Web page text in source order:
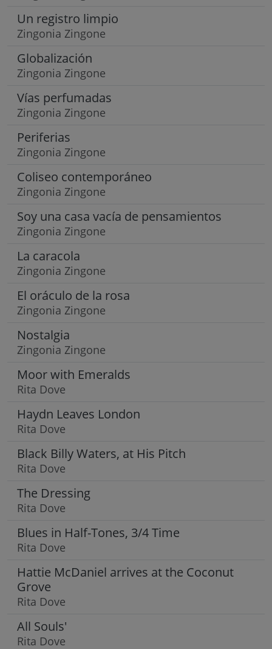
Un registro limpio
Zingonia Zingone
Globalización
Zingonia Zingone
Vías perfumadas
Zingonia Zingone
Periferias
Zingonia Zingone
Coliseo contemporáneo
Zingonia Zingone
Soy una casa vacía de pensamientos
Zingonia Zingone
La caracola
Zingonia Zingone
El oráculo de la rosa
Zingonia Zingone
Nostalgia
Zingonia Zingone
Moor with Emeralds
Rita Dove
Haydn Leaves London
Rita Dove
Black Billy Waters, at His Pitch
Rita Dove
The Dressing
Rita Dove
Blues in Half-Tones, 3/4 Time
Rita Dove
Hattie McDaniel arrives at the Coconut
Grove
Rita Dove
All Souls'
Rita Dove